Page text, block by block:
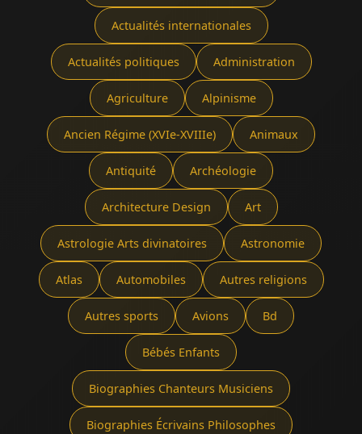
Actualités internationales
Actualités politiques Administration
Agriculture Alpinisme
Ancien Régime (XVIe-XVIIIe) Animaux
Antiquité Archéologie
Architecture Design Art
Astrologie Arts divinatoires Astronomie
Atlas Automobiles Autres religions
Autres sports Avions Bd
Bébés Enfants
Biographies Chanteurs Musiciens
Biographies Écrivains Philosophes